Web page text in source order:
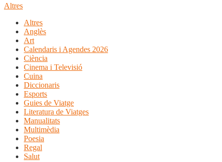
Altres
Altres
Anglès
Art
Calendaris i Agendes 2026
Ciència
Cinema i Televisió
Cuina
Diccionaris
Esports
Guies de Viatge
Literatura de Viatges
Manualitats
Multimèdia
Poesia
Regal
Salut